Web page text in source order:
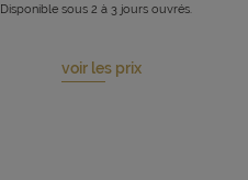
Disponible sous 2 à 3 jours ouvrés.
voir les prix